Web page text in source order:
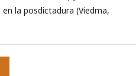
la posdictadura (Viedma,